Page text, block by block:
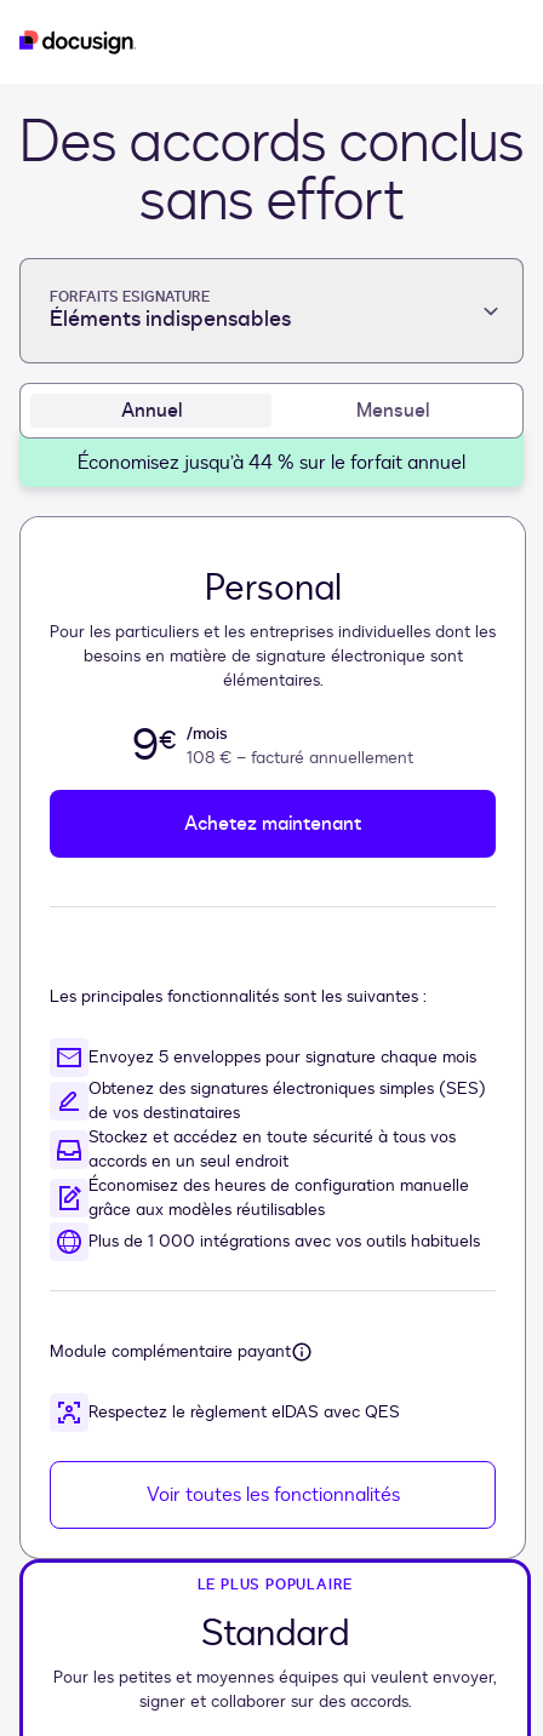
Des accords conclus
sans effort
FORFAITS ESIGNATURE
Éléments indispensables
Annuel
Mensuel
Économisez jusqu’à 44 % sur le forfait annuel
Personal
Pour les particuliers et les entreprises individuelles dont les
besoins en matière de signature électronique sont
élémentaires.
9€ /mois
108 € – facturé annuellement
Achetez maintenant
Les principales fonctionnalités sont les suivantes :
Envoyez 5 enveloppes pour signature chaque mois
Obtenez des signatures électroniques simples (SES)
de vos destinataires
Stockez et accédez en toute sécurité à tous vos
accords en un seul endroit
Économisez des heures de configuration manuelle
grâce aux modèles réutilisables
Plus de 1 000 intégrations avec vos outils habituels
Module complémentaire payant
Respectez le règlement eIDAS avec QES
Voir toutes les fonctionnalités
LE PLUS POPULAIRE
Standard
Pour les petites et moyennes équipes qui veulent envoyer,
signer et collaborer sur des accords.